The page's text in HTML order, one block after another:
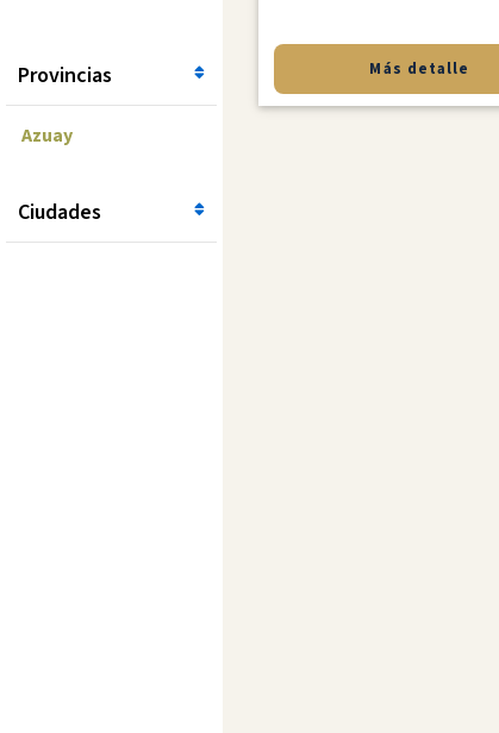
Provincias
Azuay
Ciudades
Más detalle